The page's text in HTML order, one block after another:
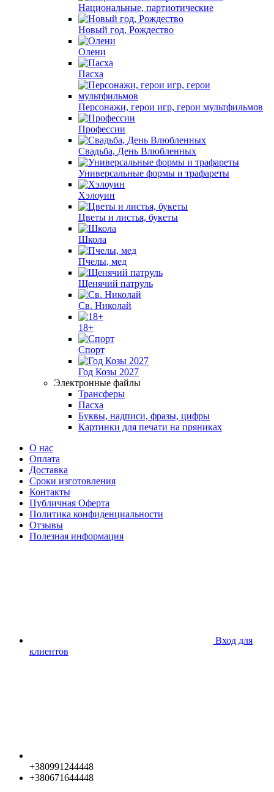
Национальные, партиотические
Новый год, Рождество
Олени
Пасха
Персонажи, герои игр, герои мультфильмов
Профессии
Свадьба, День Влюбленных
Универсальные формы и трафареты
Хэлоуин
Цветы и листья, букеты
Школа
Пчелы, мед
Щенячий патруль
Св. Николай
18+
Спорт
Год Козы 2027
Электронные файлы
Трансферы
Пасха
Буквы, надписи, фразы, цифры
Картинки для печати на пряниках
О нас
Оплата
Доставка
Сроки изготовления
Контакты
Публичная Оферта
Политика конфиденциальности
Отзывы
Полезная информация
Вход для
клиентов
+380991244448
+380671644448